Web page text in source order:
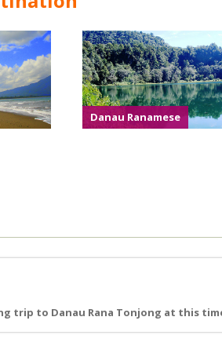
Danau Ranamese
trip to Danau Rana Tonjong at this